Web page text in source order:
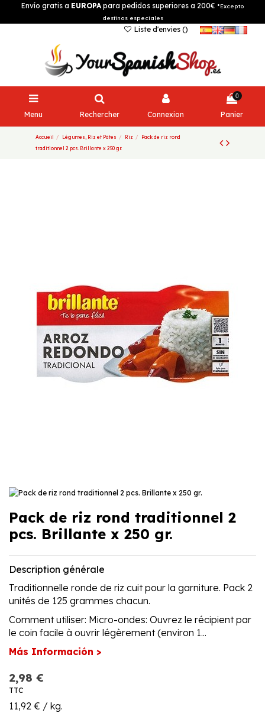
Envío gratis a EUROPApara pedidos superiores a 200€ *Excepto
destinos especiales
Liste d'envies ()
Menu Rechercher Connexion
0
Panier
Accueil Légumes, Riz et Pâtes Riz
Pack de riz rond
traditionnel 2 pcs. Brillante x 250 gr.
Pack de riz rond traditionnel 2
pcs. Brillante x 250 gr.
Description générale
Traditionnelle ronde de riz cuit pour la garniture. Pack 2
unités de 125 grammes chacun.
Comment utiliser: Micro-ondes: Ouvrez le récipient par
le coin facile à ouvrir légèrement (environ 1...
Más Información >
2,98 €
TTC
11,92 € / kg.